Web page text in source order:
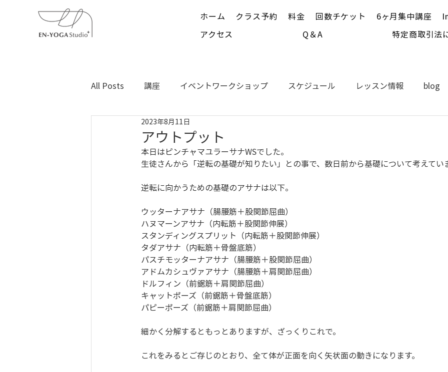
ホーム クラス予約 料金 回数チケット 6ヶ月集中講座
アクセス
Q＆A 特定商取引法
All Posts 講座 イベントワークショップ スケジュール レッスン情報 blog
闘病記録
アウトプット
2023年8月11日
本日はピンチャマユラーサナWSでした。
生徒さんから「逆転の基礎が知りたい」との事で、数日前から基礎について考えてい
逆転に向かうための基礎のアサナは以下。
ウッターナアサナ（腸腰筋＋股関節屈曲）
ハヌマーンアサナ（内転筋＋股関節伸展）
スタンディングスプリット（内転筋＋股関節伸展）
タダアサナ（内転筋＋骨盤底筋）
パスチモッターナアサナ（腸腰筋＋股関節屈曲）
アドムカシュヴァアサナ（腸腰筋＋肩関節屈曲）
ドルフィン（前鋸筋＋肩関節屈曲）
キャットポーズ（前鋸筋＋骨盤底筋）
パピーポーズ（前鋸筋＋肩関節屈曲）
細かく分解するともっとありますが、ざっくりこれで。
これをみるとご存じのとおり、全て体が正面を向く矢状面の動きになります。